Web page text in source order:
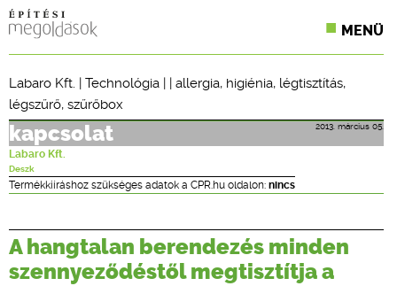
MENÜ
CPR TERMÉKKIÍRÁS
ÉPÍTÉSI JOG
ONLINE KÉPZÉSEK
TERVEZÉSI SEGÉDLETEK
Labaro Kft. | Technológia | | allergia, higiénia, légtisztítás,
légszűrő, szűrőbox
2013. március 05.
kapcsolat
Labaro Kft.
Deszk
Termékkiíráshoz szükséges adatok a CPR.hu oldalon: nincs
A hangtalan berendezés minden
szennyeződéstől megtisztítja a